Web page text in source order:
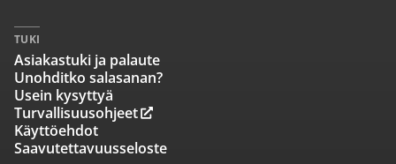
TUKI
Asiakastuki ja palaute
Unohditko salasanan?
Usein kysyttyä
Turvallisuusohjeet
Käyttöehdot
Saavutettavuusseloste